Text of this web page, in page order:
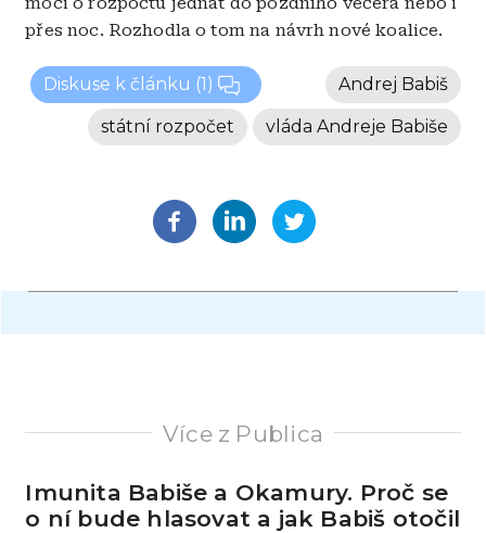
přes noc. Rozhodla o tom na návrh nové koalice.
Diskuse k článku (1) Andrej Babiš
vláda Andreje Babiše
státní rozpočet
Více z Publica
Imunita Babiše a Okamury. Proč se
o ní bude hlasovat a jak Babiš otočil